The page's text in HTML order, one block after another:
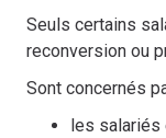
Seuls certains
reconversion ou
Sont concernés
les salariés